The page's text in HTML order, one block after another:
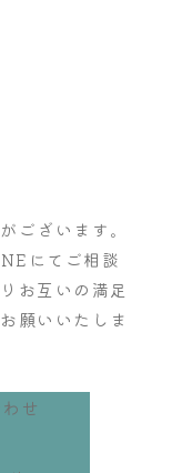
ございます。
にてご相談
お互いの満足
願いいたしま
せ